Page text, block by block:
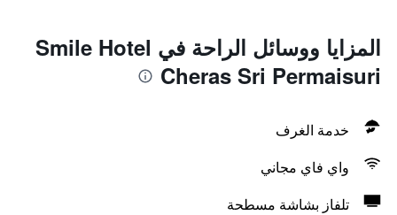
المزايا ووسائل الراحة في Smile Hotel
Cheras Sri Permaisuri
خدمة الغرف
واي فاي مجاني
تلفاز بشاشة مسطحة